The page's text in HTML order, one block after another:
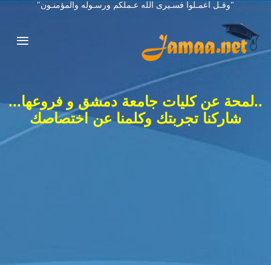
"وقـل اعمـلوا فسـيرى الله عـملكم ورسـوله والمؤمنـون"
..لمحة عن كليات جامعة دمشق و فروعها...
شاركنا تجربتك وكلمنا عن اختصاصك